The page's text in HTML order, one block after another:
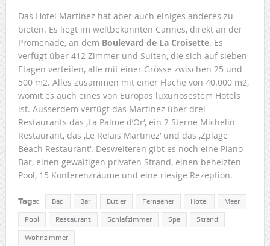
Das Hotel Martinez hat aber auch einiges anderes zu
bieten. Es liegt im weltbekannten Cannes, direkt an der
Promenade, an dem Boulevard de La Croisette. Es
verfügt über 412 Zimmer und Suiten, die sich auf sieben
Etagen verteilen, alle mit einer Grösse zwischen 25 und
500 m2. Alles zusammen mit einer Fläche von 40.000 m2,
womit es auch eines von Europas luxuriösestem Hotels
ist. Ausserdem verfügt das Martinez über drei
Restaurants das ‚La Palme d’Or‘, ein 2 Sterne Michelin
Restaurant, das ‚Le Relais Martinez‘ und das ‚Zplage
Beach Restaurant‘. Desweiteren gibt es noch eine Piano
Bar, einen gewaltigen privaten Strand, einen beheizten
Pool, 15 Konferenzräume und eine riesige Rezeption.
Tags: Bad Bar Butler Fernseher Hotel Meer
Pool Restaurant Schlafzimmer Spa Strand
Wohnzimmer